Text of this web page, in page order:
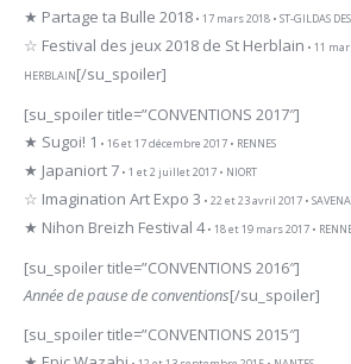
★ Partage ta Bulle 2018 • 17 mars 2018 • ST-GILDAS
☆ Festival des jeux 2018 de St Herblain • 11
HERBLAIN[/su_spoiler]
[su_spoiler title=”CONVENTIONS 2017″]
★ Sugoi! 1 • 16 et 17 décembre 2017 • RENNES
★ Japaniort 7 • 1 et 2 juillet 2017 • NIORT
☆ Imagination Art Expo 3 • 22 et 23 avril 2017 •
★ Nihon Breizh Festival 4• 18 et 19 mars 2017 •
[su_spoiler title=”CONVENTIONS 2016″]
Année de pause de conventions[/su_spoiler]
[su_spoiler title=”CONVENTIONS 2015″]